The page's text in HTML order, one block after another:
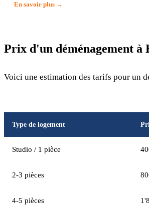
En savoir plus →
Prix d'un déménagement à
Voici une estimation des tarifs pour un
Type de logement
Studio / 1 pièce
2-3 pièces
4-5 pièces